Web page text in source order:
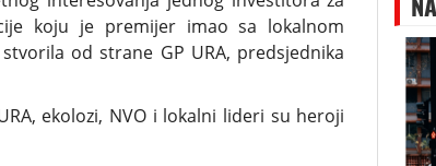
koju je premijer imao sa lokalnom
od strane GP URA, predsjednika
ekolozi, NVO i lokalni lideri su heroji